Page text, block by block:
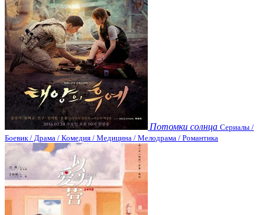
Потомки солнца Сериалы /
Боевик / Драма / Комедия / Медицина / Мелодрама / Романтика